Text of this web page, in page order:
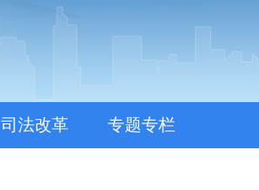
司法改革 专题专栏